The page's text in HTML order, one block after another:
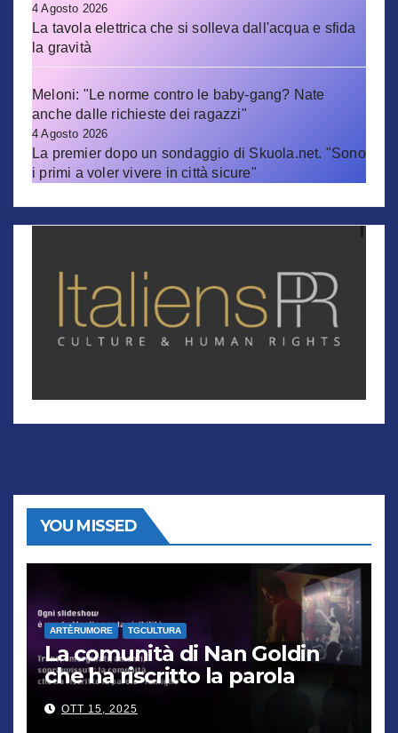
4 Agosto 2026
La tavola elettrica che si solleva dall'acqua e sfida
la gravità
Meloni: "Le norme contro le baby-gang? Nate
anche dalle richieste dei ragazzi"
4 Agosto 2026
La premier dopo un sondaggio di Skuola.net. "Sono
i primi a voler vivere in città sicure"
YOU MISSED
ARTÈRUMORE TGCULTURA
La comunità di Nan Goldin
che ha riscritto la parola
“famiglia”
OTT 15, 2025